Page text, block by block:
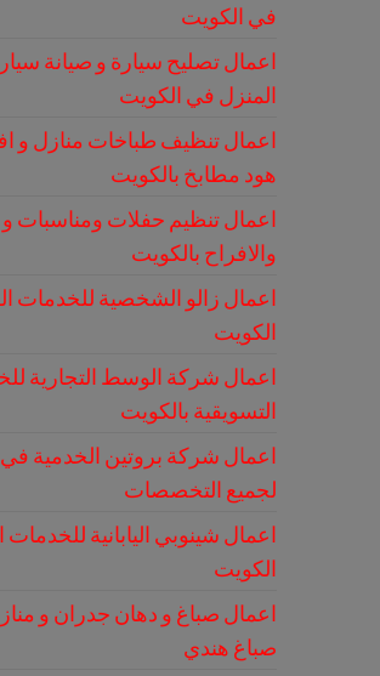
في الكويت
اعمال تصليح سيارة و صيانة
المنزل في الكويت
اعمال تنظيف طباخات منازل و
هود مطابخ بالكويت
اعمال تنظيم حفلات ومناسبات و
والافراح بالكويت
اعمال زالو الشخصية للخدمات
الكويت
اعمال شركة الوسط التجارية
التسويقية بالكويت
اعمال شركة بروتين الخدمية
لجميع التخصصات
اعمال شينوبي اليابانية للخدمات
الكويت
اعمال صباغ و دهان جدران و
صباغ هندي